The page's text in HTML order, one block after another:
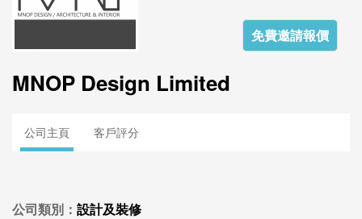
免費邀請報價
MNOP Design Limited
公司主頁 客戶評分
公司類別： 設計及裝修